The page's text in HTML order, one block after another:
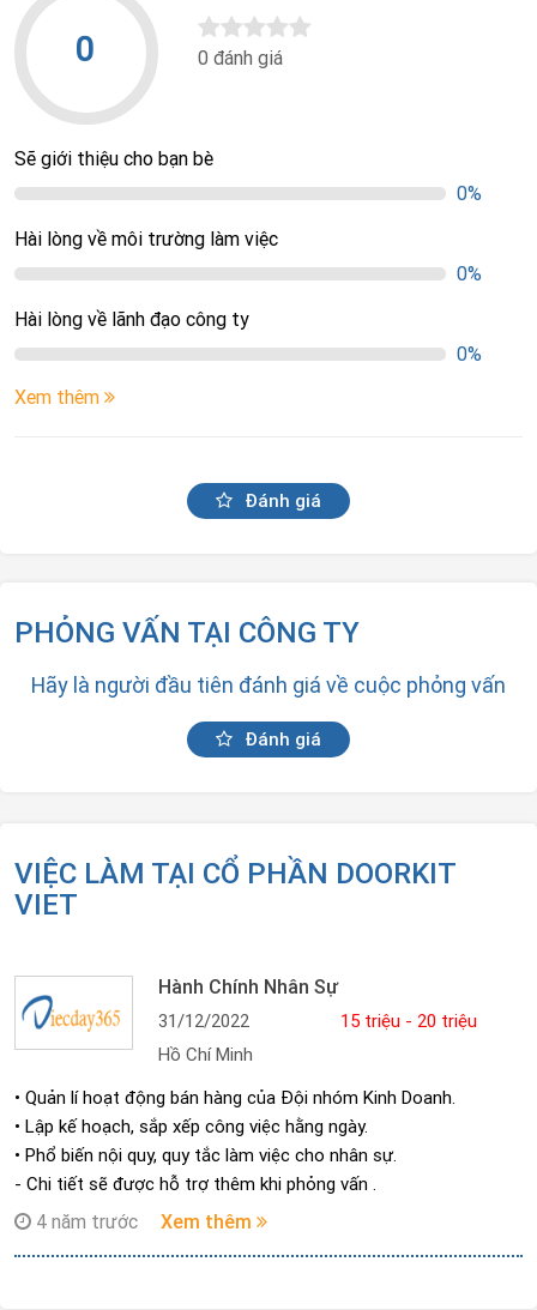
0 0 đánh giá
Sẽ giới thiệu cho bạn bè
0%
Hài lòng về môi trường làm việc
0%
Hài lòng về lãnh đạo công ty
0%
Xem thêm
Đánh giá
PHỎNG VẤN TẠI CÔNG TY
Hãy là người đầu tiên đánh giá về cuộc phỏng vấn
Đánh giá
VIỆC LÀM TẠI CỔ PHẦN DOORKIT
VIET
Hành Chính Nhân Sự
31/12/2022
15 triệu - 20 triệu
Hồ Chí Minh
• Quản lí hoạt động bán hàng của Đội nhóm Kinh Doanh.
• Lập kế hoạch, sắp xếp công việc hằng ngày.
• Phổ biến nội quy, quy tắc làm việc cho nhân sự.
- Chi tiết sẽ được hỗ trợ thêm khi phỏng vấn .
4 năm trước Xem thêm